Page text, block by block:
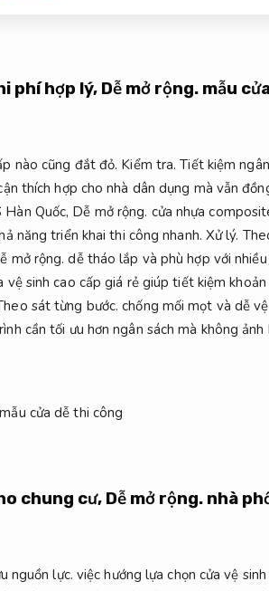
phí hợp lý, Dễ mở rộng.mẫu
nào cũng đắt đỏ. Kiểm tra. Tiết kiệm
thích hợp cho nhà dân dụng mà vẫn
Quốc, Dễ mở rộng. cửa nhựa
năng triển khai thi công nhanh. Xử lý.
mở rộng. dễ tháo lắp và phù hợp với
vệ sinh cao cấp giá rẻ giúp tiết kiệm
sát từng bước. chống mối mọt và dễ
cần tối ưu hơn ngân sách mà không
chung cư, Dễ mở rộng.nhà
nguồn lực. việc hướng lựa chọn cửa vệ